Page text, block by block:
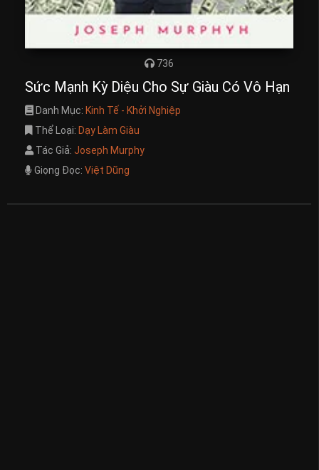
736
Sức Mạnh Kỳ Diệu Cho Sự Giàu Có Vô Hạn
Danh Mục: Kinh Tế - Khởi Nghiệp
Thể Loại: Dạy Làm Giàu
Tác Giả: Joseph Murphy
Giọng Đọc: Việt Dũng